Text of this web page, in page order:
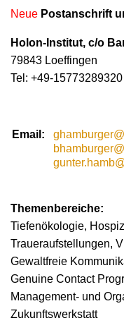
Neue Postanschrift
Holon-Institut, c/o
79843 Loeffingen
Tel: +49-15773289320
Email:
Themenbereiche:
Tiefenökologie,
Traueraufstellungen,
Gewaltfreie
Genuine Contact
Management- und
Zukunftswerkstatt